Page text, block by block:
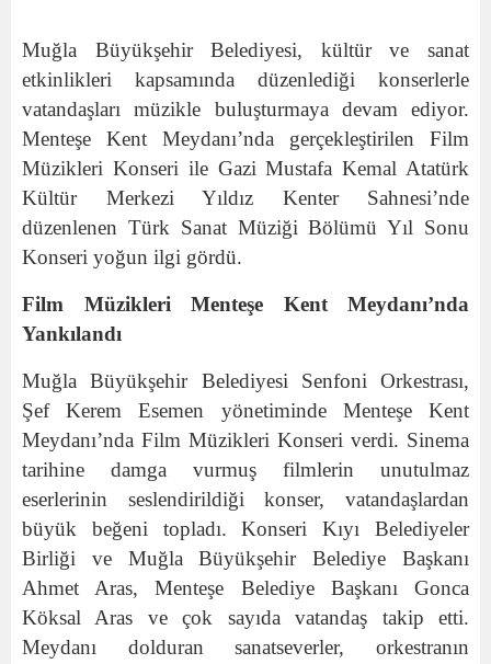
Muğla Büyükşehir Belediyesi, kültür ve sanat
etkinlikleri kapsamında düzenlediği konserlerle
vatandaşları müzikle buluşturmaya devam ediyor.
Menteşe Kent Meydanı’nda gerçekleştirilen Film
Müzikleri Konseri ile Gazi Mustafa Kemal Atatürk
Kültür Merkezi Yıldız Kenter Sahnesi’nde
düzenlenen Türk Sanat Müziği Bölümü Yıl Sonu
Konseri yoğun ilgi gördü.
Film Müzikleri Menteşe Kent Meydanı’nda
Yankılandı
Muğla Büyükşehir Belediyesi Senfoni Orkestrası,
Şef Kerem Esemen yönetiminde Menteşe Kent
Meydanı’nda Film Müzikleri Konseri verdi. Sinema
tarihine damga vurmuş filmlerin unutulmaz
eserlerinin seslendirildiği konser, vatandaşlardan
büyük beğeni topladı. Konseri Kıyı Belediyeler
Birliği ve Muğla Büyükşehir Belediye Başkanı
Ahmet Aras, Menteşe Belediye Başkanı Gonca
Köksal Aras ve çok sayıda vatandaş takip etti.
Meydanı dolduran sanatseverler, orkestranın